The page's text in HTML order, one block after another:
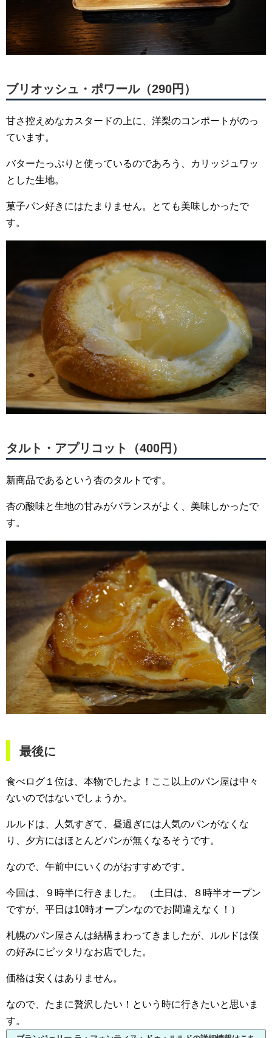
ブリオッシュ・ポワール（290円）
甘さ控えめなカスタードの上に、洋梨のコンポートがのっ
ています。
バターたっぷりと使っているのであろう、カリッジュワッ
とした生地。
菓子パン好きにはたまりません。とても美味しかったで
す。
タルト・アプリコット（400円）
新商品であるという杏のタルトです。
杏の酸味と生地の甘みがバランスがよく、美味しかったで
す。
最後に
食べログ１位は、本物でしたよ！ここ以上のパン屋は中々
ないのではないでしょうか。
ルルドは、人気すぎて、昼過ぎには人気のパンがなくな
り、夕方にはほとんどパンが無くなるそうです。
なので、午前中にいくのがおすすめです。
今回は、９時半に行きました。
（土日は、８時半オープン
ですが、平日は10時オープンなのでお間違えなく！）
札幌のパン屋さんは結構まわってきましたが、ルルドは僕
の好みにピッタリなお店でした。
価格は安くはありません。
なので、たまに贅沢したい！という時に行きたいと思いま
す。